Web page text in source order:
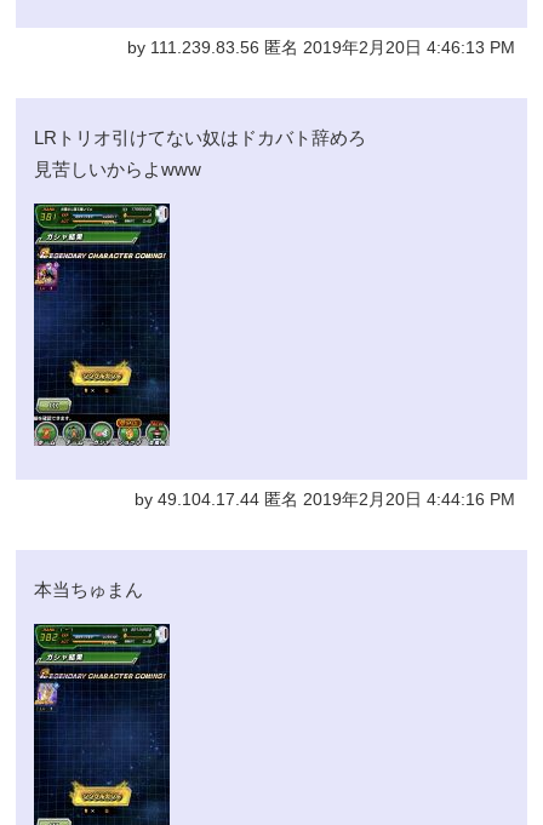
by 111.239.83.56 匿名 2019年2月20日 4:46:13 PM
LRトリオ引けてない奴はドカバト辞めろ
見苦しいからよwww
by 49.104.17.44 匿名 2019年2月20日 4:44:16 PM
本当ちゅまん